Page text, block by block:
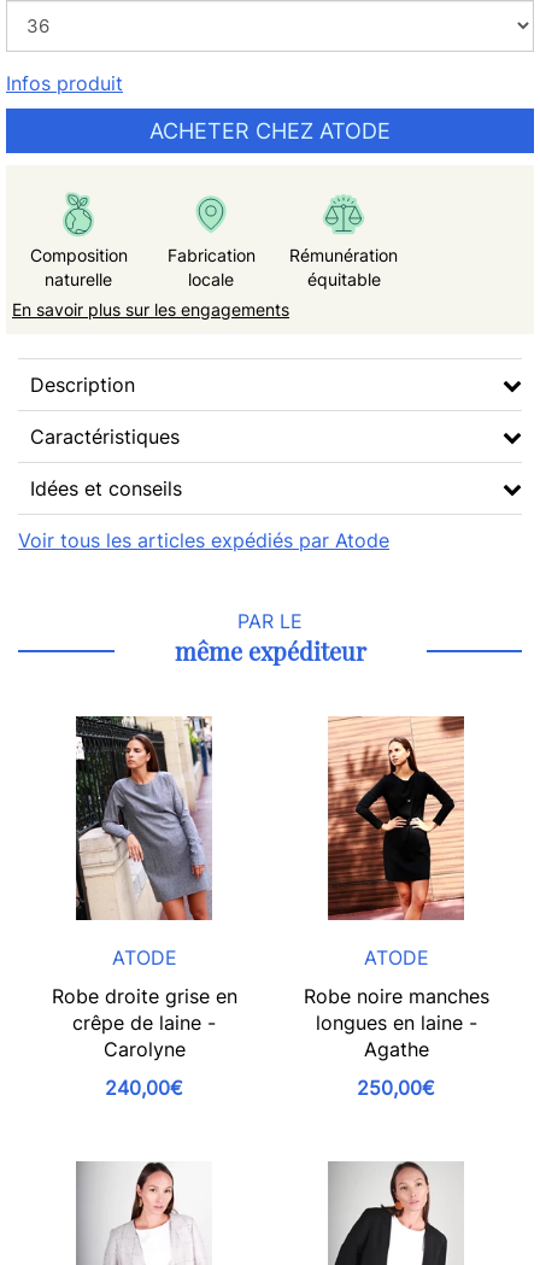
Infos produit
ACHETER CHEZ ATODE
Composition
naturelle
Fabrication
locale
Rémunération
équitable
En savoir plus sur les engagements
Description
Caractéristiques
Idées et conseils
Voir tous les articles expédiés par Atode
PAR LE
même expéditeur
ATODE
Robe droite grise en
crêpe de laine -
Carolyne
240,00€
ATODE
Robe noire manches
longues en laine -
Agathe
250,00€